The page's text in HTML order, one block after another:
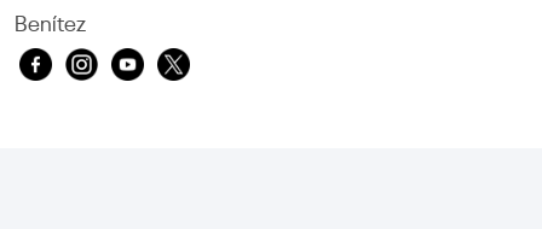
Benítez